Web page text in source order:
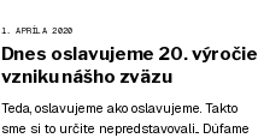
1. APRÍLA 2020
Dnes oslavujeme 20. výročie
vzniku nášho zväzu
Teda, oslavujeme ako oslavujeme. Takto
sme si to určite nepredstavovali... Dúfame